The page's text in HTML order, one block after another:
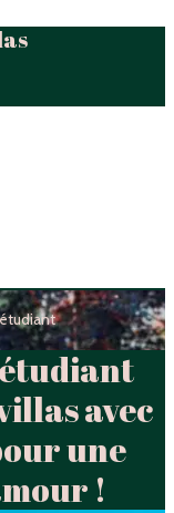
avec
une
!